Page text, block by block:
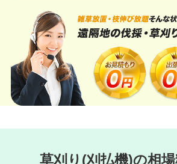
草刈り(刈払機)の相